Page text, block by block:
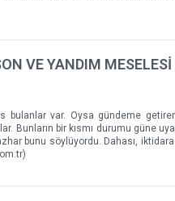
VE YANDIM MESELESİ
bulanlar var. Oysa gündeme
Bunların bir kısmı durumu güne
bunu söylüyordu. Dahası, iktidara